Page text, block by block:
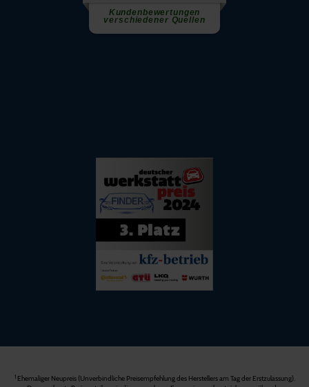
1Ehemaliger Neupreis (Unverbindliche Preisempfehlung des Herstellers am Tag der Erstzulassung).